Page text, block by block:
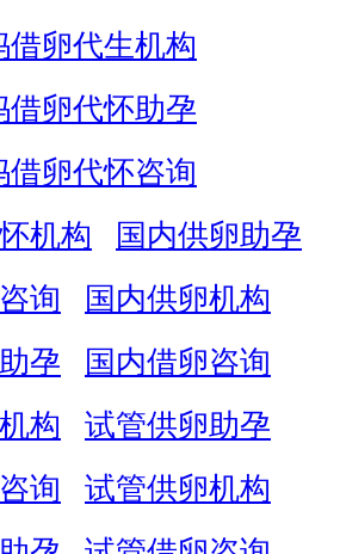
借卵代生机构
借卵代怀助孕
借卵代怀咨询
机构
国内供卵助孕
询
国内供卵机构
孕
国内借卵咨询
构
试管供卵助孕
询
试管供卵机构